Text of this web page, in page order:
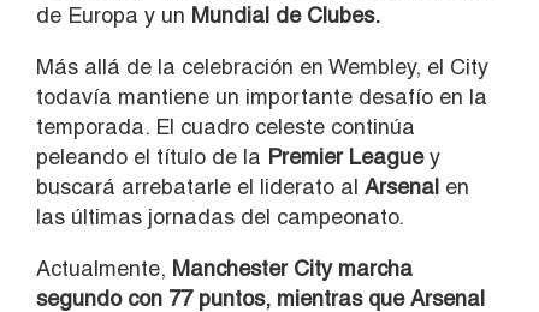
de Europa y un Mundial de Clubes.
Más allá de la celebración en Wembley, el City
todavía mantiene un importante desafío en la
temporada. El cuadro celeste continúa
peleando el título de la Premier Leaguey
buscará arrebatarle el liderato al Arsenal en
las últimas jornadas del campeonato.
Actualmente, Manchester City marcha
segundo con 77 puntos, mientras que Arsenal